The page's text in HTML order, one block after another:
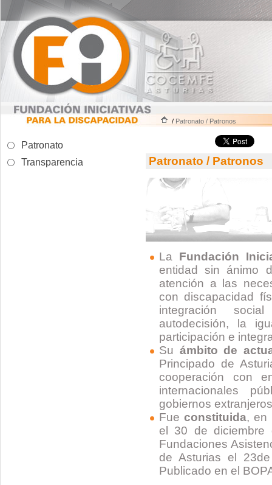
/ Patronato / Patronos
Patronato
Transparencia
Patronato / Patronos
La Fundación
entidad sin ánimo
atención a las
con discapacidad
integración
autodecisión, la
participación e
Su ámbito de
Principado de
cooperación con
internacionales
gobiernos
Fueconstituida, en
el 30 de
Fundaciones
de Asturias el
Publicado en el